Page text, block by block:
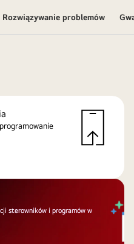
Rozwiązywanie problemów
sterowników i programów w